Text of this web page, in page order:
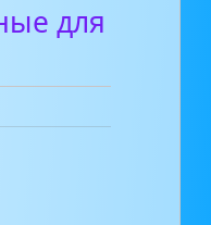
для